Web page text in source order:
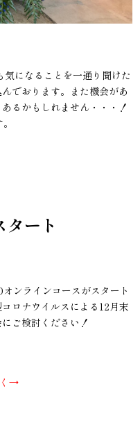
になることを一通り聞けた
でおります。また機会があ
るかもしれません・・・！
ート
ンラインコースがスタート
ロナウイルスによる12月末
ご検討ください！
く→